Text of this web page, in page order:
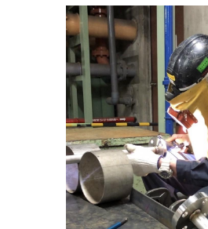
bo
ok
tte
r